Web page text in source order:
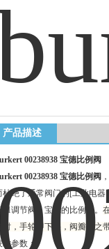
产品描述
00238938 宝德比例阀
00238938 宝德比例阀
杜绝了通常阀门的[工业电器
调节阀，宝德的比例阀。
时，手轮即下移，阀瓣随之
术参数：